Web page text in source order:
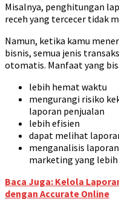
Misalnya, penghitungan
receh yang tercecer tidak
Namun, ketika kamu
bisnis, semua jenis
otomatis. Manfaat yang
lebih hemat waktu
mengurangi risiko
laporan penjualan
lebih efisien
dapat melihat
menganalisis
marketing yang
Baca Juga: Kelola
dengan Accurate Online